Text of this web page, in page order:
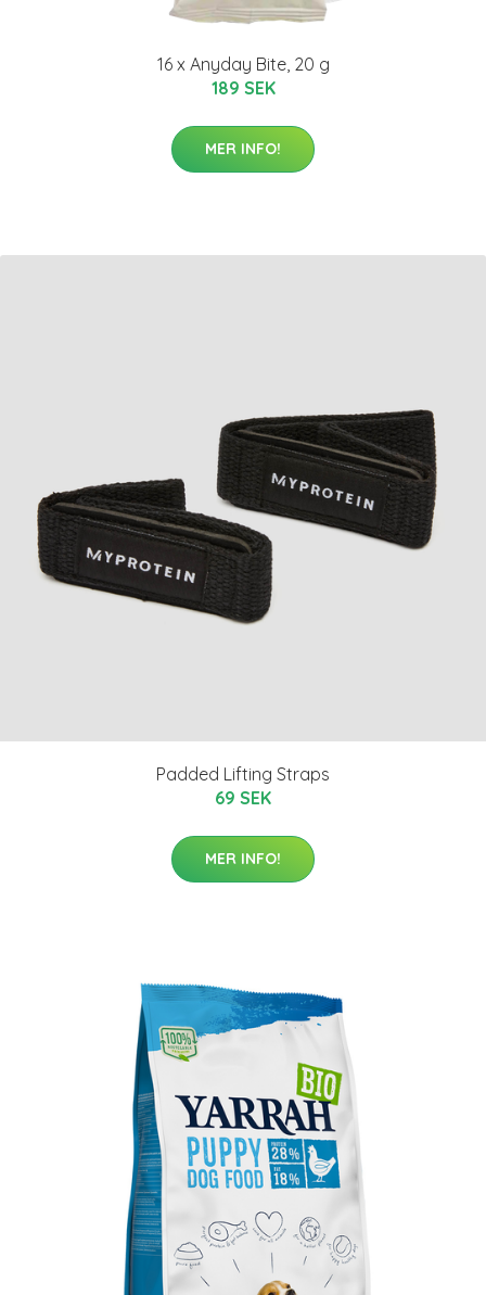
16 x Anyday Bite, 20 g
189 SEK
MER INFO!
Padded Lifting Straps
69 SEK
MER INFO!